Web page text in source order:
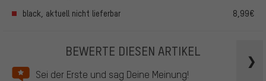
black, aktuell nicht lieferbar 8,99€
BEWERTE DIESEN ARTIKEL
Sei der Erste und sag Deine Meinung!